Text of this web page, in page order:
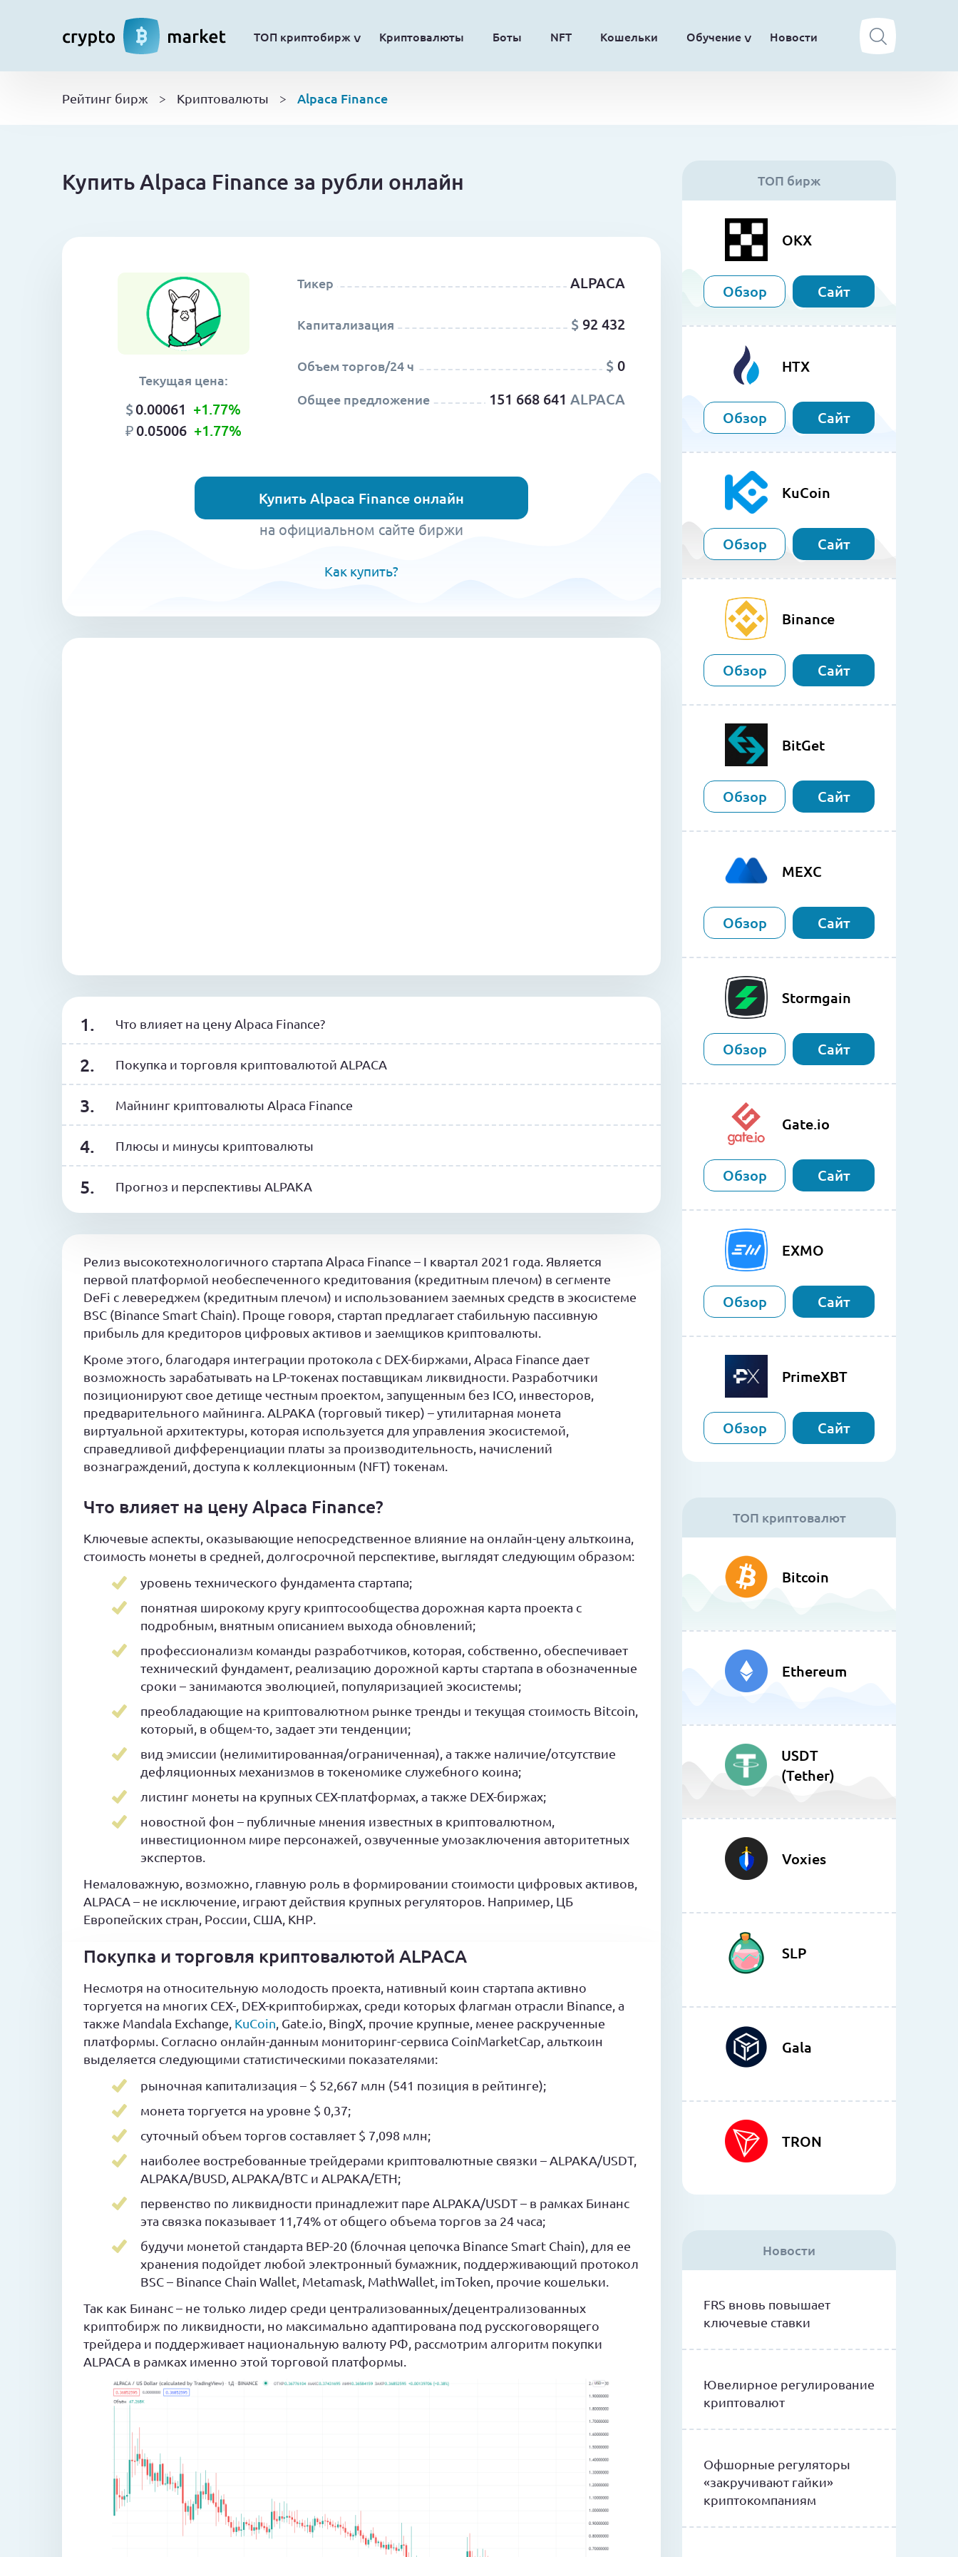
ТОП криптобирж Криптовалюты Боты NFT Кошельки Обучение Новости
Рейтинг бирж > Криптовалюты > Alpaca Finance
Купить Alpaca Finance за рубли онлайн
Текущая цена:
$0.00061 +1.77%
₽0.05006 +1.77%
Тикер ALPACA
Капитализация $ 92 432
Объем торгов/24 ч $0
Общее предложение 151 668 641 ALPACA
Купить Alpaca Finance онлайн
на официальном сайте биржи
Как купить?
Что влияет на цену Alpaca Finance?
Покупка и торговля криптовалютой ALPACA
Майнинг криптовалюты Alpaca Finance
Плюсы и минусы криптовалюты
Прогноз и перспективы ALPAKA
Релиз высокотехнологичного стартапа Alpaca Finance – I квартал 2021 года. Является
первой платформой необеспеченного кредитования (кредитным плечом) в сегменте
DeFi с левереджем (кредитным плечом) и использованием заемных средств в экосистеме
BSC (Binance Smart Chain). Проще говоря, стартап предлагает стабильную пассивную
прибыль для кредиторов цифровых активов и заемщиков криптовалюты.
Кроме этого, благодаря интеграции протокола с DEX-биржами, Alpaca Finance дает
возможность зарабатывать на LP-токенах поставщикам ликвидности. Разработчики
позиционируют свое детище честным проектом, запущенным без ICO, инвесторов,
предварительного майнинга. ALPAKA (торговый тикер) – утилитарная монета
виртуальной архитектуры, которая используется для управления экосистемой,
справедливой дифференциации платы за производительность, начислений
вознаграждений, доступа к коллекционным (NFT) токенам.
Что влияет на цену Alpaca Finance?
Ключевые аспекты, оказывающие непосредственное влияние на онлайн-цену альткоина,
стоимость монеты в средней, долгосрочной перспективе, выглядят следующим образом:
уровень технического фундамента стартапа;
понятная широкому кругу криптосообщества дорожная карта проекта с
подробным, внятным описанием выхода обновлений;
профессионализм команды разработчиков, которая, собственно, обеспечивает
технический фундамент, реализацию дорожной карты стартапа в обозначенные
сроки – занимаются эволюцией, популяризацией экосистемы;
преобладающие на криптовалютном рынке тренды и текущая стоимость Bitcoin,
который, в общем-то, задает эти тенденции;
вид эмиссии (нелимитированная/ограниченная), а также наличие/отсутствие
дефляционных механизмов в токеномике служебного коина;
листинг монеты на крупных CEX-платформах, а также DEX-биржах;
новостной фон – публичные мнения известных в криптовалютном,
инвестиционном мире персонажей, озвученные умозаключения авторитетных
экспертов.
Немаловажную, возможно, главную роль в формировании стоимости цифровых активов,
ALPACA – не исключение, играют действия крупных регуляторов. Например, ЦБ
Европейских стран, России, США, КНР.
Покупка и торговля криптовалютой ALPACA
Несмотря на относительную молодость проекта, нативный коин стартапа активно
торгуется на многих CEX-, DEX-криптобиржах, среди которых флагман отрасли Binance, а
также Mandala Exchange, KuCoin , Gate.io, BingX, прочие крупные, менее раскрученные
платформы. Согласно онлайн-данным мониторинг-сервиса CoinMarketCap, альткоин
выделяется следующими статистическими показателями:
рыночная капитализация – $ 52,667 млн (541 позиция в рейтинге);
монета торгуется на уровне $ 0,37;
суточный объем торгов составляет $ 7,098 млн;
наиболее востребованные трейдерами криптовалютные связки – ALPAKA/USDT,
ALPAKA/BUSD, ALPAKA/BTC и ALPAKA/ETH;
первенство по ликвидности принадлежит паре ALPAKA/USDT – в рамках Бинанс
эта связка показывает 11,74% от общего объема торгов за 24 часа;
будучи монетой стандарта BEP-20 (блочная цепочка Binance Smart Chain), для ее
хранения подойдет любой электронный бумажник, поддерживающий протокол
BSC – Binance Chain Wallet, Metamask, MathWallet, imToken, прочие кошельки.
Так как Бинанс – не только лидер среди централизованных/децентрализованных
криптобирж по ликвидности, но максимально адаптирована под русскоговорящего
трейдера и поддерживает национальную валюту РФ, рассмотрим алгоритм покупки
ALPACA в рамках именно этой торговой платформы.
ТОП бирж
OKX
Обзор Сайт
HTX
Обзор Сайт
KuCoin
Обзор Сайт
Binance
Обзор Сайт
BitGet
Обзор Сайт
MEXC
Обзор Сайт
Stormgain
Обзор Сайт
Gate.io
Обзор Сайт
EXMO
Обзор Сайт
PrimeXBT
Обзор Сайт
ТОП криптовалют
Bitcoin
Ethereum
USDT
(Tether)
Voxies
SLP
Gala
TRON
Новости
FRS вновь повышает
ключевые ставки
Ювелирное регулирование
криптовалют
Офшорные регуляторы
«закручивают гайки»
криптокомпаниям